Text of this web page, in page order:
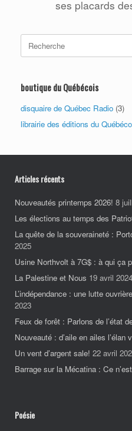
ses placards
Search
for:
boutique du Québécois
disquaire de Québec Radio (3)
librairie des éditions du
Articles récents
Nouveautés printemps 2026! 8
Les élections au temps des
La quête de la souveraineté :
2025
Usine Northvolt à 7G$ : à qui ça
La Palestine et Nous 19 avril 2024
L’indépendance : une lutte
2023
Feux de forêt : Parlons de l’état
Nouveauté : d’aile en ailes l’élan
Un vent d’argent sale! 22 avril
Barrage sur la Mécatina : Ce
Poésie